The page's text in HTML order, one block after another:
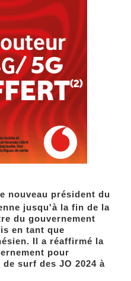
nouveau président du
jusqu'à la fin de la
du gouvernement
en tant que
Il a réaffirmé la
pour
surf des JO 2024 à